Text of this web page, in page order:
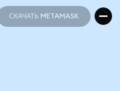
СКАЧАТЬ METAMASK